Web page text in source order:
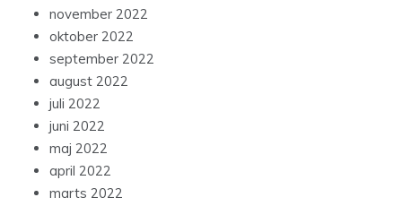
november 2022
oktober 2022
september 2022
august 2022
juli 2022
juni 2022
maj 2022
april 2022
marts 2022